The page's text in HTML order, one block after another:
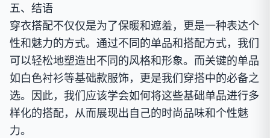
五、结语
穿衣搭配不仅仅是为了保暖和遮羞，更是一种表达个
性和魅力的方式。通过不同的单品和搭配方式，我们
可以轻松地塑造出不同的风格和形象。而关键的单品
如白色衬衫等基础款服饰，更是我们穿搭中的必备之
选。因此，我们应该学会如何将这些基础单品进行多
样化的搭配，从而展现出自己的时尚品味和个性魅
力。